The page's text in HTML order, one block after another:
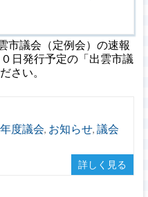
市議会（定例会）の速報
日発行予定の「出雲市議
さい。
度議会, お知らせ, 議会
詳しく見る